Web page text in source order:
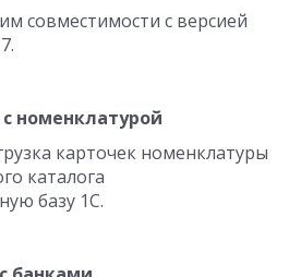
совместимости с версией
номенклатурой
карточек номенклатуры
каталога
базу 1С.